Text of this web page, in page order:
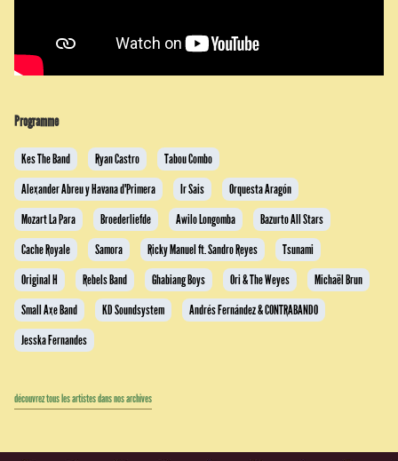
Programme
Kes The Band Ryan Castro
Tabou Combo
Alexander Abreu y Havana d'Primera
Ir Sais
Orquesta Aragón
Mozart La Para
Broederliefde Awilo Longomba
Bazurto All Stars
Cache Royale
Samora Ricky Manuel ft. Sandro Reyes
Tsunami
Original H
Rebels Band Ghabiang Boys Ori & The Weyes
Michaël Brun
Small Axe Band
KD Soundsystem
Andrés Fernández & CONTRABANDO
Jesska Fernandes
découvrez tous les artistes dans nos archives